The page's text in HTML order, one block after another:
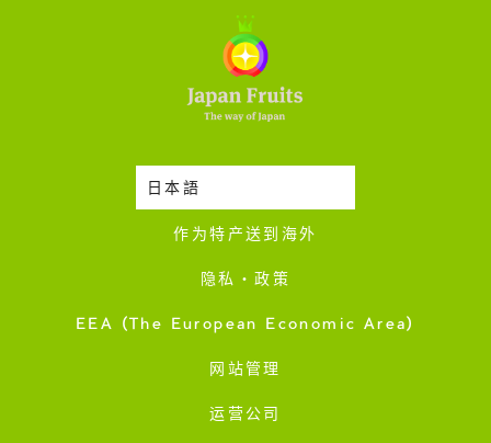
日本語时令蔬果收成表
作为特产送到海外
隐私・政策
EEA (The European Economic Area)
网站管理
运营公司